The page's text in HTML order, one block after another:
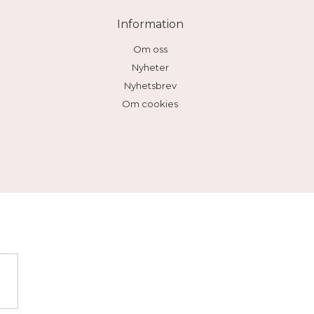
Information
Om oss
Nyheter
Nyhetsbrev
Om cookies